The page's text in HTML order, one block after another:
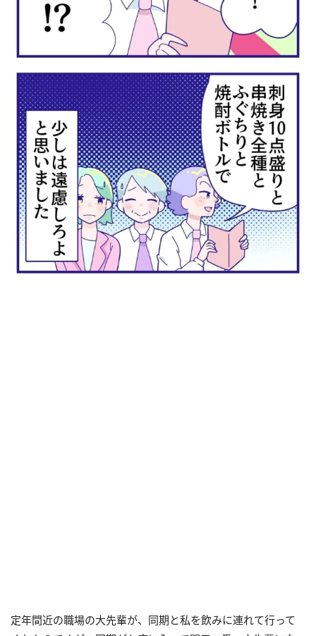
定年間近の職場の大先輩が、同期と私を飲みに連れて行って